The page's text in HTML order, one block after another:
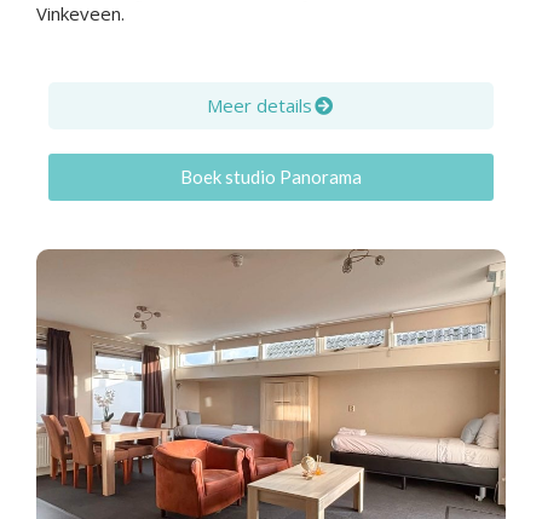
Vinkeveen.
Meer details
Boek studio Panorama